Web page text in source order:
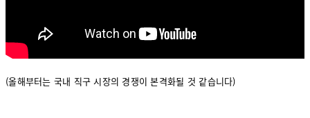
(올해부터는 국내 직구 시장의 경쟁이 본격화될 것 같습니다)